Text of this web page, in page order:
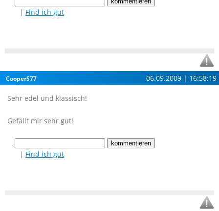
| Find ich gut
CooperS77 06.09.2009 | 16:58:19
Sehr edel und klassisch!
Gefällt mir sehr gut!
| Find ich gut